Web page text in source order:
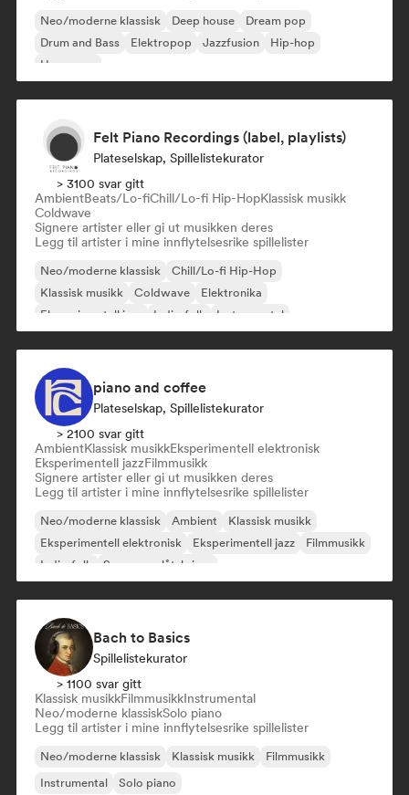
Neo/moderne klassisk Deep house
Dream pop
Drum and Bass
Elektropop Jazzfusion
Hip-hop
Hyperpop
Felt Piano Recordings (label, playlists)
Plateselskap, Spillelistekurator
> 3100 svar gitt
AmbientBeats/Lo-fiChill/Lo-fi Hip-HopKlassisk musikk
Coldwave
Signere artister eller gi ut musikken deres
Legg til artister i mine innflytelsesrike spillelister
Neo/moderne klassisk
Chill/Lo-fi Hip-Hop
Klassisk musikk
Coldwave
Elektronika
Eksperimentell jazz
Indie-folk Instrumental
piano and coffee
Plateselskap, Spillelistekurator
> 2100 svar gitt
AmbientKlassisk musikkEksperimentell elektronisk
Eksperimentell jazzFilmmusikk
Signere artister eller gi ut musikken deres
Legg til artister i mine innflytelsesrike spillelister
Neo/moderne klassisk Ambient
Klassisk musikk
Eksperimentell elektronisk
Eksperimentell jazz
Filmmusikk
Indie-folk
Sanger og låtskriver
Bach to Basics
Spillelistekurator
> 1100 svar gitt
Klassisk musikkFilmmusikkInstrumental
Neo/moderne klassiskSolo piano
Legg til artister i mine innflytelsesrike spillelister
Neo/moderne klassisk Klassisk musikk
Filmmusikk
Instrumental
Solo piano